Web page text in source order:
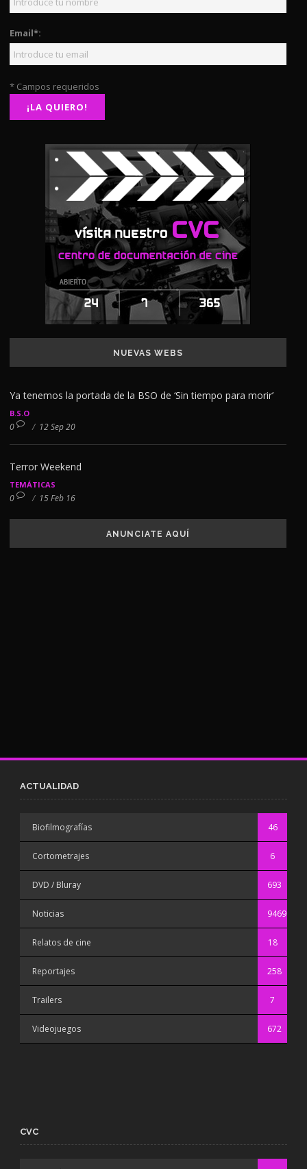
Email*:
* Campos requeridos
NUEVAS WEBS
Ya tenemos la portada de la BSO de ‘Sin tiempo para morir’
B.S.O
0 / 12 Sep 20
Terror Weekend
TEMÁTICAS
0 / 15 Feb 16
ANUNCIATE AQUÍ
ACTUALIDAD
Biofilmografías 46
Cortometrajes 6
DVD / Bluray 693
Noticias 9469
Relatos de cine 18
Reportajes 258
Trailers 7
Videojuegos 672
CVC